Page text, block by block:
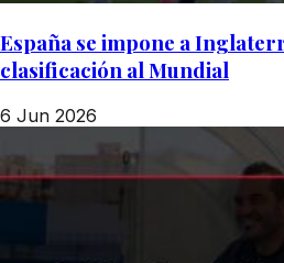
España se impone a
clasificación al Mundial
6 Jun 2026